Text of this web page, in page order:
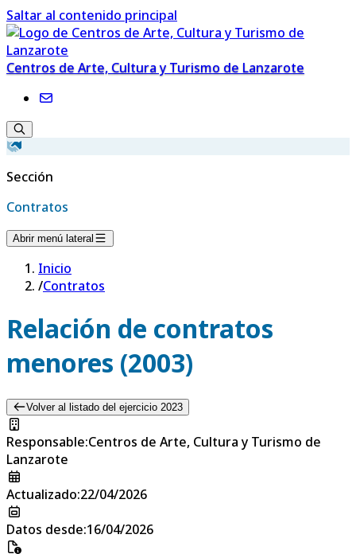
Saltar al contenido principal
Centros de Arte, Cultura y Turismo de Lanzarote
Sección
Contratos
Abrir menú lateral
Inicio
/Contratos
Relación de contratos
menores (2003)
Volver al listado del ejercicio 2023
Responsable:Centros de Arte, Cultura y Turismo de
Lanzarote
Actualizado:22/04/2026
Datos desde:16/04/2026